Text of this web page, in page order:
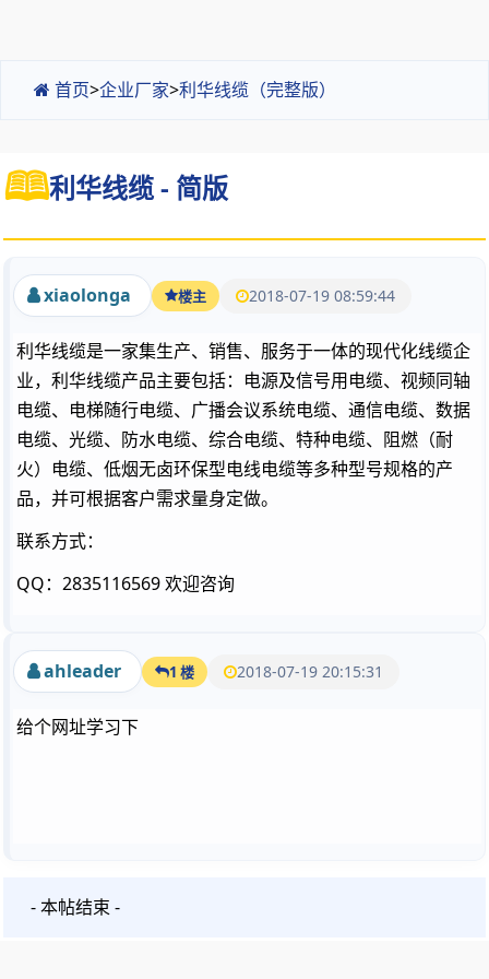
首页>企业厂家>利华线缆（完整版）
利华线缆 - 简版
xiaolonga 楼主 2018-07-19 08:59:44
利华线缆是一家集生产、销售、服务于一体的现代化线缆企
业，利华线缆产品主要包括：电源及信号用电缆、视频同轴
电缆、电梯随行电缆、广播会议系统电缆、通信电缆、数据
电缆、光缆、防水电缆、综合电缆、特种电缆、阻燃（耐
火）电缆、低烟无卤环保型电线电缆等多种型号规格的产
品，并可根据客户需求量身定做。
联系方式：
QQ：2835116569 欢迎咨询
ahleader 1 楼 2018-07-19 20:15:31
给个网址学习下
- 本帖结束 -